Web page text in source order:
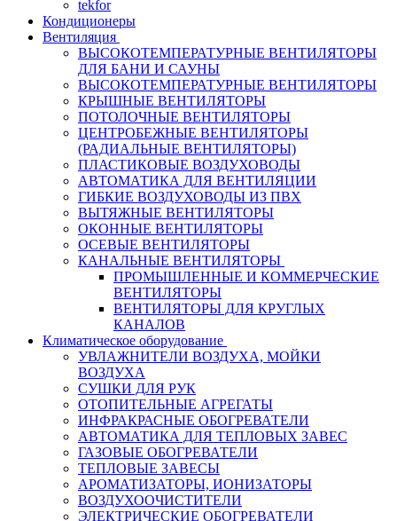
tekfor
Кондиционеры
Вентиляция
ВЫСОКОТЕМПЕРАТУРНЫЕ ВЕНТИЛЯТОРЫ
ДЛЯ БАНИ И САУНЫ
ВЫСОКОТЕМПЕРАТУРНЫЕ ВЕНТИЛЯТОРЫ
КРЫШНЫЕ ВЕНТИЛЯТОРЫ
ПОТОЛОЧНЫЕ ВЕНТИЛЯТОРЫ
ЦЕНТРОБЕЖНЫЕ ВЕНТИЛЯТОРЫ
(РАДИАЛЬНЫЕ ВЕНТИЛЯТОРЫ)
ПЛАСТИКОВЫЕ ВОЗДУХОВОДЫ
АВТОМАТИКА ДЛЯ ВЕНТИЛЯЦИИ
ГИБКИЕ ВОЗДУХОВОДЫ ИЗ ПВХ
ВЫТЯЖНЫЕ ВЕНТИЛЯТОРЫ
ОКОННЫЕ ВЕНТИЛЯТОРЫ
ОСЕВЫЕ ВЕНТИЛЯТОРЫ
КАНАЛЬНЫЕ ВЕНТИЛЯТОРЫ
ПРОМЫШЛЕННЫЕ И КОММЕРЧЕСКИЕ
ВЕНТИЛЯТОРЫ
ВЕНТИЛЯТОРЫ ДЛЯ КРУГЛЫХ
КАНАЛОВ
Климатическое оборудование
УВЛАЖНИТЕЛИ ВОЗДУХА, МОЙКИ
ВОЗДУХА
СУШКИ ДЛЯ РУК
ОТОПИТЕЛЬНЫЕ АГРЕГАТЫ
ИНФРАКРАСНЫЕ ОБОГРЕВАТЕЛИ
АВТОМАТИКА ДЛЯ ТЕПЛОВЫХ ЗАВЕС
ГАЗОВЫЕ ОБОГРЕВАТЕЛИ
ТЕПЛОВЫЕ ЗАВЕСЫ
АРОМАТИЗАТОРЫ, ИОНИЗАТОРЫ
ВОЗДУХООЧИСТИТЕЛИ
ЭЛЕКТРИЧЕСКИЕ ОБОГРЕВАТЕЛИ